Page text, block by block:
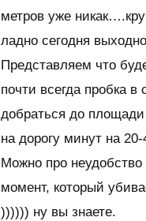
метров уже
ладно сегодня
Представляем что
почти всегда пробка
добраться до площади
на дорогу минут на
Можно про
момент, который
)))))) ну вы знаете.